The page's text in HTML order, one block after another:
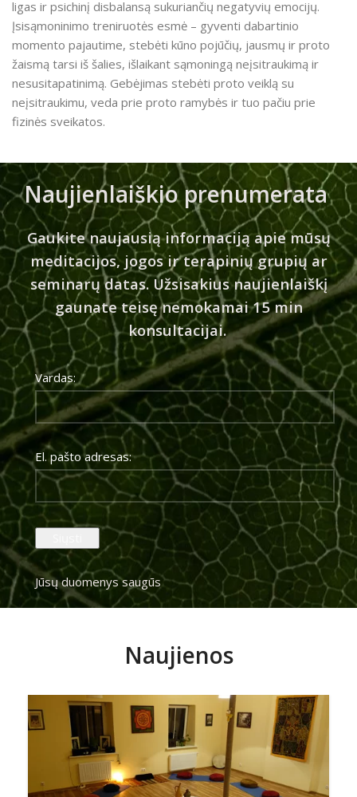
ligas ir psichinį disbalansą sukuriančių negatyvių emocijų.
Įsisąmoninimo treniruotės esmė – gyventi dabartinio
momento pajautime, stebėti kūno pojūčių, jausmų ir proto
žaismą tarsi iš šalies, išlaikant sąmoningą neįsitraukimą ir
nesusitapatinimą. Gebėjimas stebėti proto veiklą su
neįsitraukimu, veda prie proto ramybės ir tuo pačiu prie
fizinės sveikatos.
Naujienlaiškio prenumerata
Gaukite naujausią informaciją apie mūsų
meditacijos, jogos ir terapinių grupių ar
seminarų datas. Užsisakius naujienlaiškį
gaunate teisę nemokamai 15 min
konsultacijai.
Vardas:
El. pašto adresas:
Jūsų duomenys saugūs
Naujienos